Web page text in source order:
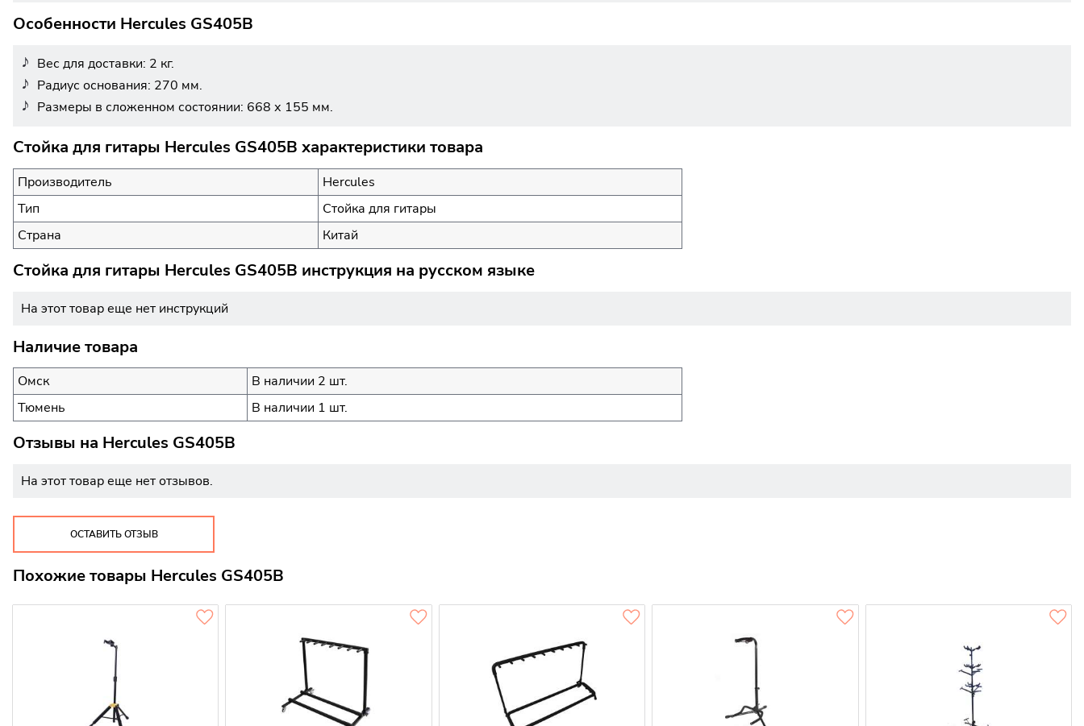
Особенности Hercules GS405B
Вес для доставки: 2 кг.
Радиус основания: 270 мм.
Размеры в сложенном состоянии: 668 х 155 мм.
Стойка для гитары Hercules GS405B характеристики товара
Производитель
Hercules
Тип
Стойка для гитары
Страна
Китай
Стойка для гитары Hercules GS405B инструкция на русском языке
На этот товар еще нет инструкций
Наличие товара
Омск
В наличии 2 шт.
Тюмень
В наличии 1 шт.
Отзывы на Hercules GS405B
На этот товар еще нет отзывов.
ОСТАВИТЬ ОТЗЫВ
Похожие товары Hercules GS405B